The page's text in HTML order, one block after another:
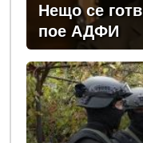
Нещо се
пое АДФИ